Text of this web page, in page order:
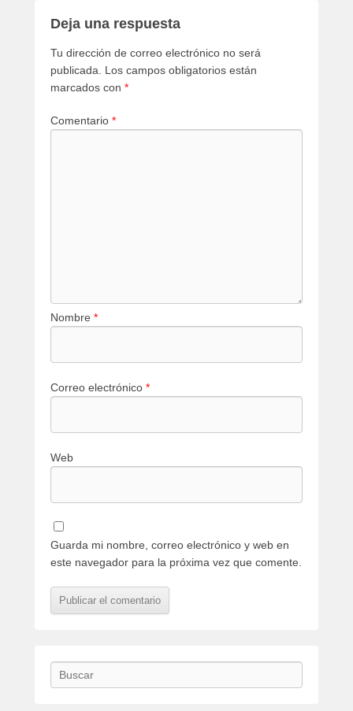
Deja una respuesta
Tu dirección de correo electrónico no será
publicada. Los campos obligatorios están
marcados con *
Comentario *
Nombre *
Correo electrónico *
Web
Guarda mi nombre, correo electrónico y web en
este navegador para la próxima vez que comente.
Buscar